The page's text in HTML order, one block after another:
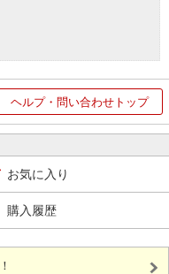
ヘルプ・問い合わせトップ
お気に入り
購入履歴